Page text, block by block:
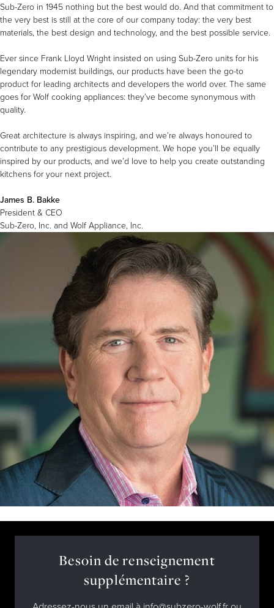
Sub-Zero in 1945 nothing but the best would do. And that commitment to
the very best is still at the core of our company today: the very best
materials, the best design and technology, and the best possible service.
Ever since Frank Lloyd Wright insisted on using Sub-Zero units for his
legendary modernist buildings, our products have been the go-to
product for leading architects and developers the world over. The same
goes for Wolf cooking appliances: they’ve become synonymous with
quality.
Great architecture is always inspiring, and we’re always honoured to
contribute to any prestigious development. We hope you’ll be equally
inspired by our products, and we’d love to help you create outstanding
kitchens for your next project.
James B. Bakke
President & CEO
Sub-Zero, Inc. and Wolf Appliance, Inc.
Besoin de renseignement
supplémentaire ?